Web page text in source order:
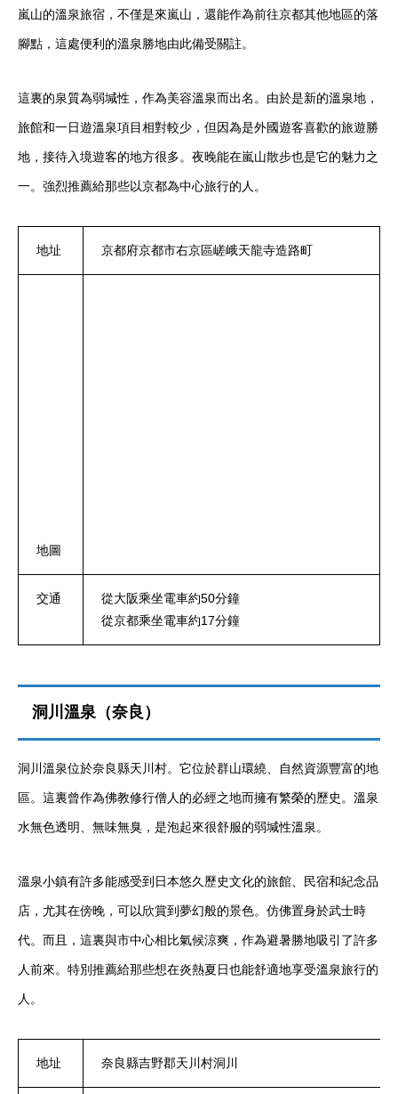
嵐山的溫泉旅宿，不僅是來嵐山，還能作為前往京都其他地區的落
腳點，這處便利的溫泉勝地由此備受關註。
這裏的泉質為弱堿性，作為美容溫泉而出名。由於是新的溫泉地，
旅館和一日遊溫泉項目相對較少，但因為是外國遊客喜歡的旅遊勝
地，接待入境遊客的地方很多。夜晚能在嵐山散步也是它的魅力之
一。強烈推薦給那些以京都為中心旅行的人。
地址 京都府京都市右京區嵯峨天龍寺造路町
地圖
交通
從大阪乘坐電車約50分鐘
從京都乘坐電車約17分鐘
洞川溫泉（奈良）
洞川溫泉位於奈良縣天川村。它位於群山環繞、自然資源豐富的地
區。這裏曾作為佛教修行僧人的必經之地而擁有繁榮的歷史。溫泉
水無色透明、無味無臭，是泡起來很舒服的弱堿性溫泉。
溫泉小鎮有許多能感受到日本悠久歷史文化的旅館、民宿和紀念品
店，尤其在傍晚，可以欣賞到夢幻般的景色。仿佛置身於武士時
代。而且，這裏與市中心相比氣候涼爽，作為避暑勝地吸引了許多
人前來。特別推薦給那些想在炎熱夏日也能舒適地享受溫泉旅行的
人。
地址 奈良縣吉野郡天川村洞川